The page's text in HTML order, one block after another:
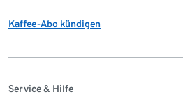
Kaffee-Abo kündigen
Service & Hilfe